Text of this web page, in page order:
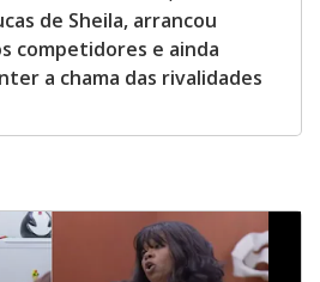
de Sheila, arrancou
competidores e ainda
a chama das rivalidades